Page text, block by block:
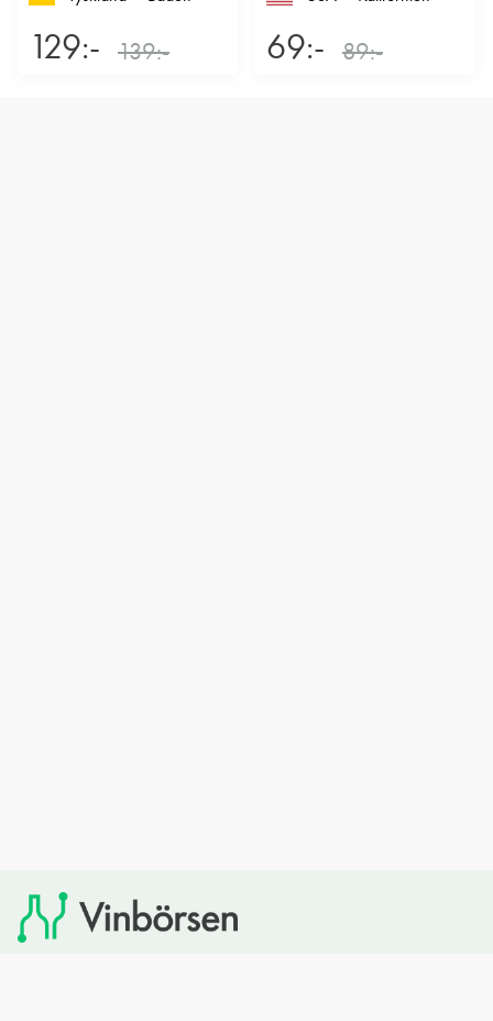
129:- 139:- 69:- 89:-